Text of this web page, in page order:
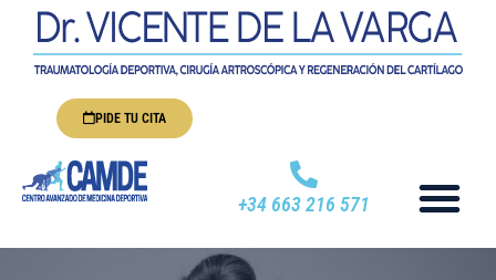
PIDE TU CITA
+34 663 216 571